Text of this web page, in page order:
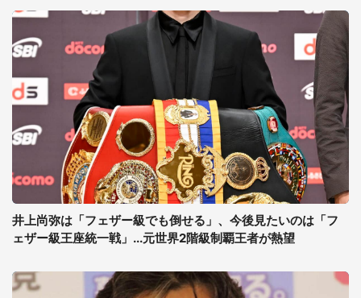
井上尚弥は「フェザー級でも倒せる」、今後見たいのは「フ
ェザー級王座統一戦」...元世界2階級制覇王者が熱望